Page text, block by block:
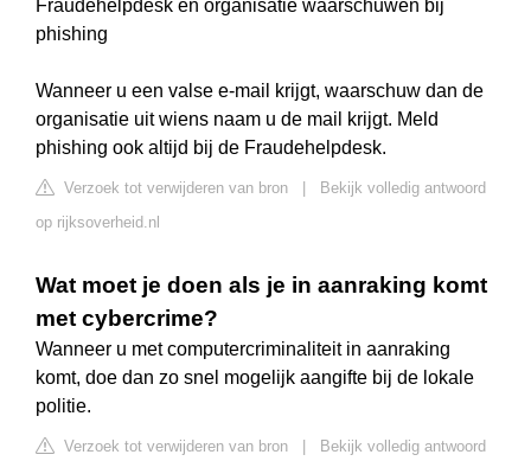
Fraudehelpdesk en organisatie waarschuwen bij
phishing
Wanneer u een valse e-mail krijgt, waarschuw dan de
organisatie uit wiens naam u de mail krijgt. Meld
phishing ook altijd bij de Fraudehelpdesk.
Verzoek tot verwijderen van bron
Bekijk volledig antwoord
op rijksoverheid.nl
Wat moet je doen als je in aanraking komt
met cybercrime?
Wanneer u met computercriminaliteit in aanraking
komt, doe dan zo snel mogelijk aangifte bij de lokale
politie.
Verzoek tot verwijderen van bron Bekijk volledig antwoord